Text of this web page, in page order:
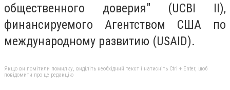
общественного доверия" (UCBI II),
финансируемого Агентством США по
международному развитию (USAID).
Якщо ви помітили помилку, виділіть необхідний текст і натисніть Ctrl + Enter, щоб
повідомити про це редакцію